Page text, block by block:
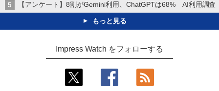
【アンケート】8割がGemini利用、ChatGPTは68% AI利用調査
もっと見る
Impress Watch をフォローする